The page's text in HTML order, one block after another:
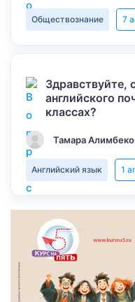
Обществознание 7
Здравствуйте,
английского
классах?
Тамара
Английский язык 1